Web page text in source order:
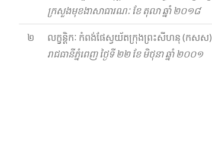
ក្រសួងមុខងាសាធារណៈ ខែ តុលា ឆ្នាំ​ ២០១៨
២
លក្ខន្តិកៈ កំពង់ផែស្វយ័តក្រុងព្រះសីហនុ (កសស)
រាជធានីភ្នំពេញ ថ្ងៃទី ២២ ខែ មិថុនា ឆ្នាំ ២០០១